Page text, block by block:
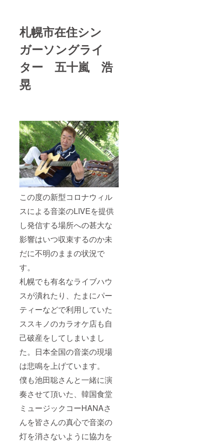
札幌市在住シン
ガーソングライ
ター 五十嵐 浩
晃
この度の新型コロナウィル
スによる音楽のLIVEを提供
し発信する場所への甚大な
影響はいつ収束するのか未
だに不明のままの状況で
す。
札幌でも有名なライブハウ
スが潰れたり、たまにパー
ティーなどで利用していた
ススキノのカラオケ店も自
己破産をしてしまいまし
た。日本全国の音楽の現場
は悲鳴を上げています。
僕も池田聡さんと一緒に演
奏させて頂いた、韓国食堂
ミュージックコーHANAさ
んを皆さんの真心で音楽の
灯を消さないように協力を